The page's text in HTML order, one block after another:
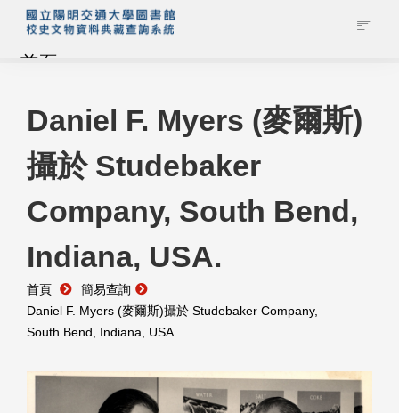
首頁
藏品查詢
校史館簡介
藏品清單全覽
資料調閱申請
管理者登入
Daniel F. Myers (麥爾斯)
攝於 Studebaker
Company, South Bend,
Indiana, USA.
首頁
簡易查詢
Daniel F. Myers (麥爾斯)攝於 Studebaker Company,
South Bend, Indiana, USA.